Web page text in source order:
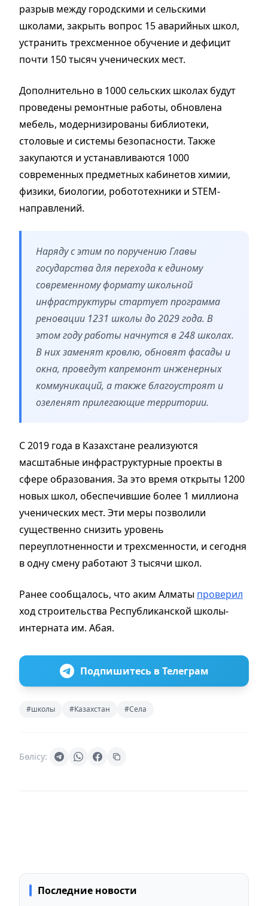
разрыв между городскими и сельскими
школами, закрыть вопрос 15 аварийных школ,
устранить трехсменное обучение и дефицит
почти 150 тысяч ученических мест.
Дополнительно в 1000 сельских школах будут
проведены ремонтные работы, обновлена
мебель, модернизированы библиотеки,
столовые и системы безопасности. Также
закупаются и устанавливаются 1000
современных предметных кабинетов химии,
физики, биологии, робототехники и STEM-
направлений.
Наряду с этим по поручению Главы
государства для перехода к единому
современному формату школьной
инфраструктуры стартует программа
реновации 1231 школы до 2029 года. В
этом году работы начнутся в 248 школах.
В них заменят кровлю, обновят фасады и
окна, проведут капремонт инженерных
коммуникаций, а также благоустроят и
озеленят прилегающие территории.
С 2019 года в Казахстане реализуются
масштабные инфраструктурные проекты в
сфере образования. За это время открыты 1200
новых школ, обеспечившие более 1 миллиона
ученических мест. Эти меры позволили
существенно снизить уровень
переуплотненности и трехсменности, и сегодня
в одну смену работают 3 тысячи школ.
Ранее сообщалось, что аким Алматы проверил
ход строительства Республиканской школы-
интерната им. Абая.
Подпишитесь в Телеграм
#школы #Казахстан #Села
Бөлісу:
Последние новости